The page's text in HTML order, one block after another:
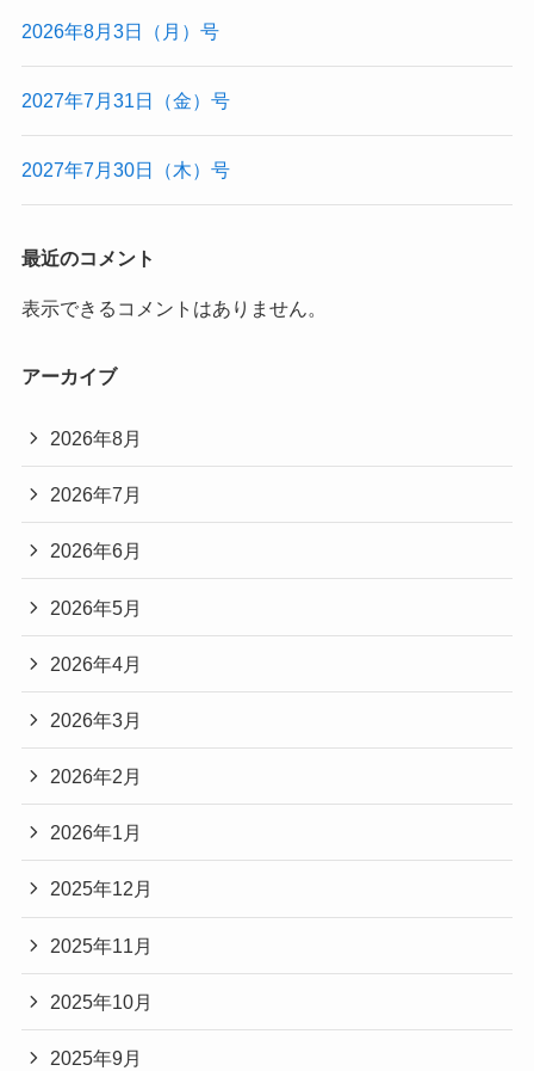
2026年8月3日（月）号
2027年7月31日（金）号
2027年7月30日（木）号
最近のコメント
表示できるコメントはありません。
アーカイブ
2026年8月
2026年7月
2026年6月
2026年5月
2026年4月
2026年3月
2026年2月
2026年1月
2025年12月
2025年11月
2025年10月
2025年9月